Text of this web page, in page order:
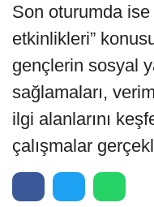
Son oturumda
etkinlikleri”
gençlerin sosyal
sağlamaları,
ilgi alanlarını
çalışmalar